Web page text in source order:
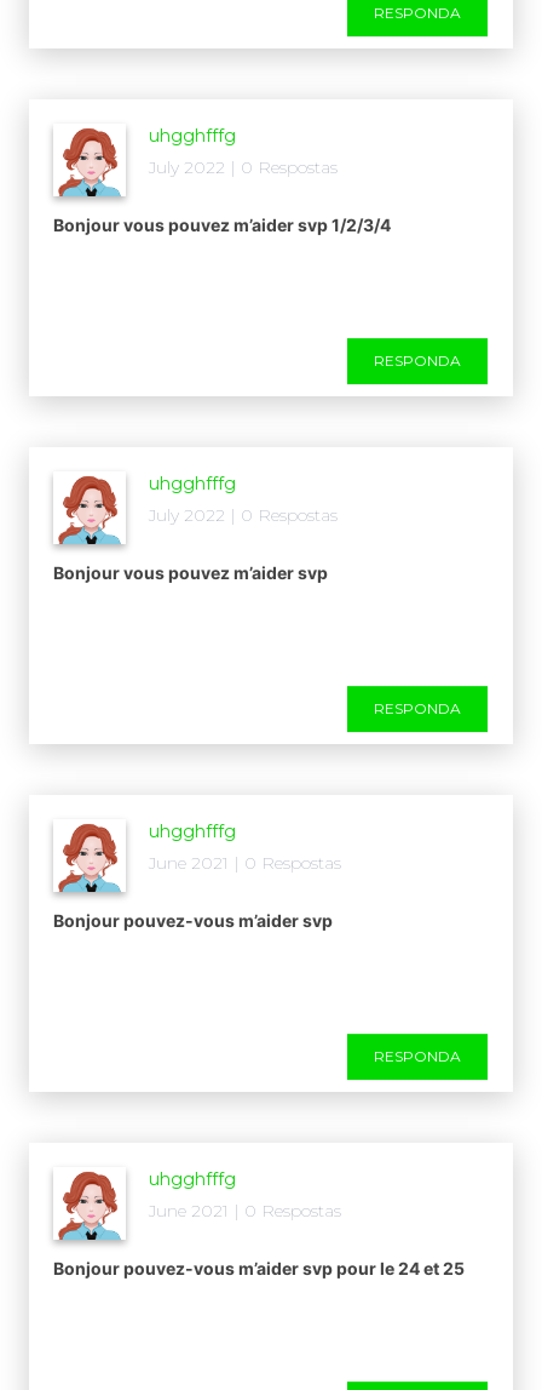
RESPONDA
uhgghfffg
July 2022 | 0 Respostas
Bonjour vous pouvez m’aider svp 1/2/3/4
RESPONDA
uhgghfffg
July 2022 | 0 Respostas
Bonjour vous pouvez m’aider svp
RESPONDA
uhgghfffg
June 2021 | 0 Respostas
Bonjour pouvez-vous m’aider svp
RESPONDA
uhgghfffg
June 2021 | 0 Respostas
Bonjour pouvez-vous m’aider svp pour le 24 et 25